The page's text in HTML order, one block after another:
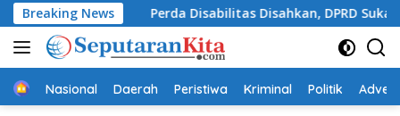
Langsung
ke
konten
Breaking News
Perda Disabilitas Disahkan, DPRD Sukabumi Sepakati
Beranda
Nasional Daerah Peristiwa Kriminal Politik